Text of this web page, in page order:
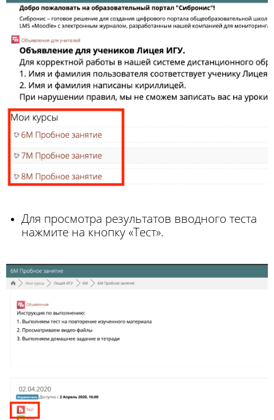
Для просмотра результатов вводного теста
нажмите на кнопку «Тест».